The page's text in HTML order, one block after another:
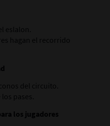
eslalon.
hagan el recorrido
del circuito.
pases.
los jugadores